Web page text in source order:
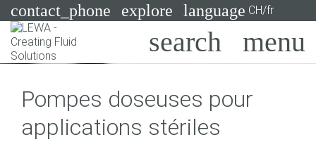
contact_phone explore language CH/fr
Systèmes
Secteurs
Pompes doseuses pour
applications stériles